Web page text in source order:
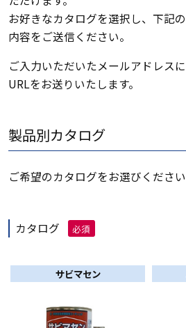
お好きなカタログを選択し、下記
内容をご送信ください。
ご入力いただいたメールアドレス
URLをお送りいたします。
製品別カタログ
ご希望のカタログをお選びください
カタログ 必須
サビマセン